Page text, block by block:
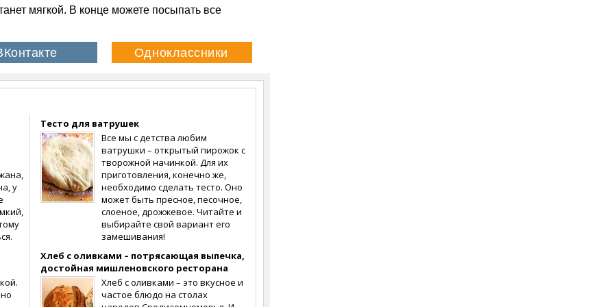
мягкой. В конце можете посыпать все
у
Тесто для ватрушек
Все мы с детства любим
ватрушки – открытый пирожок с
творожной начинкой. Для их
приготовления, конечно же,
необходимо сделать тесто. Оно
может быть пресное, песочное,
слоеное, дрожжевое. Читайте и
выбирайте свой вариант его
замешивания!
Хлеб с оливками – потрясающая выпечка,
достойная мишленовского ресторана
Хлеб с оливками – это вкусное и
частое блюдо на столах